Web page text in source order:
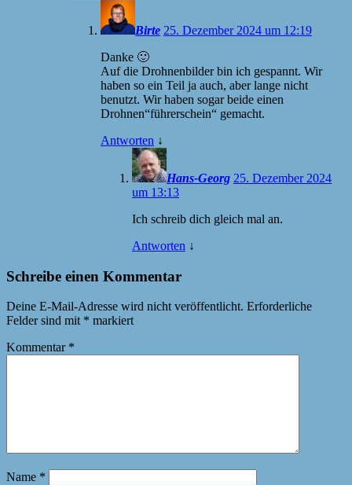
Birte 25. Dezember 2024 um 12:19
Danke 🙂
Auf die Drohnenbilder bin ich gespannt. Wir
haben so ein Teil ja auch, aber lange nicht
benutzt. Wir haben sogar beide einen
Drohnen“führerschein“ gemacht.
Antworten ↓
Hans-Georg 25. Dezember 2024
um 13:13
Ich schreib dich gleich mal an.
Antworten ↓
Schreibe einen Kommentar
Deine E-Mail-Adresse wird nicht veröffentlicht. Erforderliche
Felder sind mit * markiert
Kommentar *
Name *